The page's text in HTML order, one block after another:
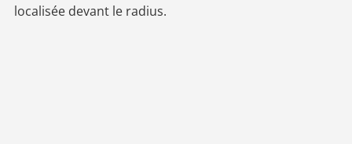
localisée devant le radius.